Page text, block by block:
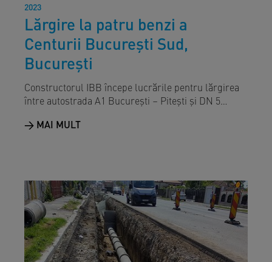
2023
Lărgire la patru benzi a
Centurii Bucureşti Sud,
București
Constructorul IBB începe lucrările pentru lărgirea
între autostrada A1 București – Pitești și DN 5…
MAI MULT